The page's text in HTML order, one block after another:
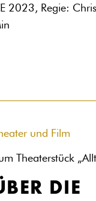
2023, Regie:
und Film
Theaterstück
DIE